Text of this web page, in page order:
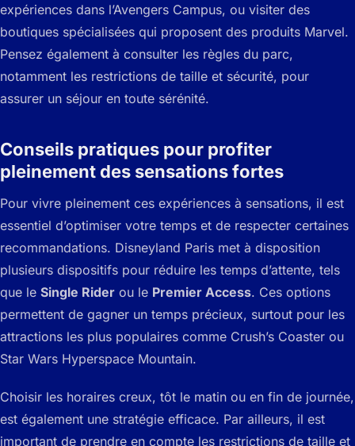
expériences dans l’Avengers Campus, ou visiter des
boutiques spécialisées qui proposent des produits Marvel.
Pensez également à consulter les règles du parc,
notamment les restrictions de taille et sécurité, pour
assurer un séjour en toute sérénité.
Conseils pratiques pour profiter
pleinement des sensations fortes
Pour vivre pleinement ces expériences à sensations, il est
essentiel d’optimiser votre temps et de respecter certaines
recommandations. Disneyland Paris met à disposition
plusieurs dispositifs pour réduire les temps d’attente, tels
que le Single Rider ou le Premier Access. Ces options
permettent de gagner un temps précieux, surtout pour les
attractions les plus populaires comme Crush’s Coaster ou
Star Wars Hyperspace Mountain.
Choisir les horaires creux, tôt le matin ou en fin de journée,
est également une stratégie efficace. Par ailleurs, il est
important de prendre en compte les restrictions de taille et